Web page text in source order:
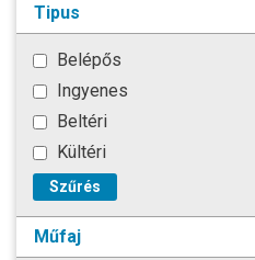
Tipus
Belépős
Ingyenes
Beltéri
Kültéri
Szűrés
Műfaj